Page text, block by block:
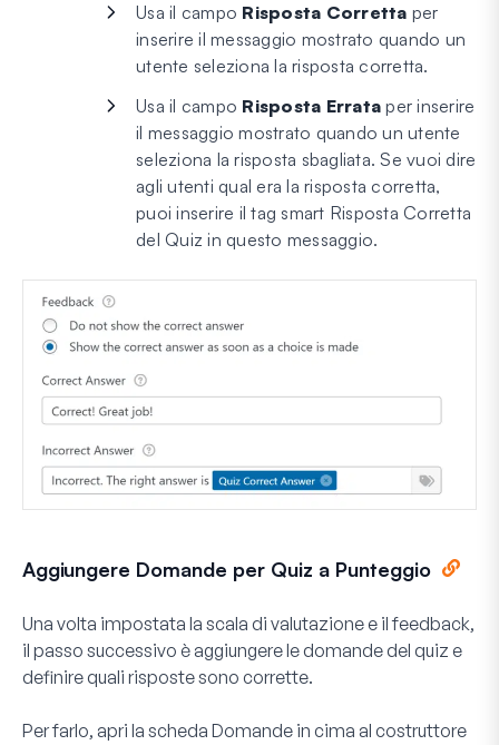
Usa il campo Risposta Corretta per
inserire il messaggio mostrato quando un
utente seleziona la risposta corretta.
Usa il campo Risposta Errata per inserire
il messaggio mostrato quando un utente
seleziona la risposta sbagliata. Se vuoi dire
agli utenti qual era la risposta corretta,
puoi inserire il tag smart Risposta Corretta
del Quiz in questo messaggio.
Aggiungere Domande per Quiz a Punteggio
Una volta impostata la scala di valutazione e il feedback,
il passo successivo è aggiungere le domande del quiz e
definire quali risposte sono corrette.
Per farlo, apri la scheda Domande in cima al costruttore